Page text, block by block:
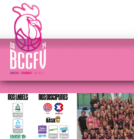
Panneau de gestion des cookies